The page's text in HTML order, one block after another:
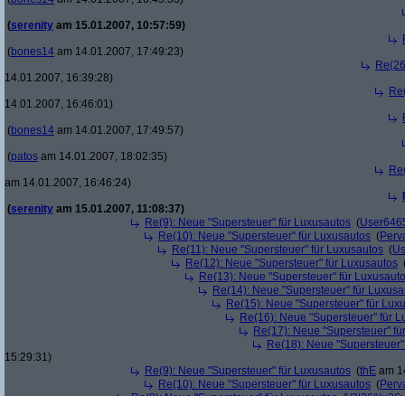
(serenity am 15.01.2007, 10:57:59)
(bones14 am 14.01.2007, 17:49:23)
14.01.2007, 16:39:28)
14.01.2007, 16:46:01)
(bones14 am 14.01.2007, 17:49:57)
(patos am 14.01.2007, 18:02:35)
am 14.01.2007, 16:46:24)
(serenity am 15.01.2007, 11:08:37)
Re(9): Neue "Supersteuer" für Luxusautos (
Re(10): Neue "Supersteuer" für Luxusautos (
Re(11): Neue "Supersteuer" für Luxusautos (
Re(12): Neue "Supersteuer" für Luxusautos
Re(13): Neue "Supersteuer" für
Re(14): Neue "Supersteuer" für
Re(15): Neue "Supersteuer" für
Re(16): Neue "Supersteuer" für
Re(17): Neue "Supersteuer"
Re(18): Neue
15:29:31)
Re(9): Neue "Supersteuer" für Luxusautos (thE am
Re(10): Neue "Supersteuer" für Luxusautos (